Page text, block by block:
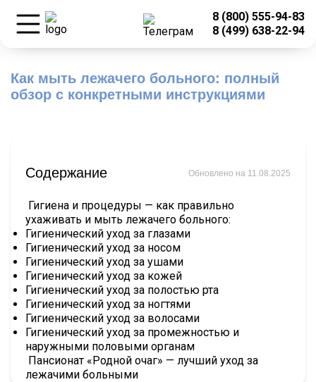
зависимостей
людьми
8 (800) 555-94-83
8 (499) 638-22-94
Как мыть лежачего больного: полный
обзор с конкретными инструкциями
Содержание Обновлено на 11.08.2025
Гигиена и процедуры — как правильно
ухаживать и мыть лежачего больного:
Гигиенический уход за глазами
Гигиенический уход за носом
Гигиенический уход за ушами
Гигиенический уход за кожей
Гигиенический уход за полостью рта
Гигиенический уход за ногтями
Гигиенический уход за волосами
Гигиенический уход за промежностью и
наружными половыми органам
Пансионат «Родной очаг» — лучший уход за
лежачими больными